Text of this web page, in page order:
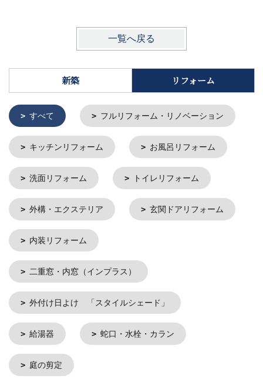
一覧へ戻る
新築 リフォーム
すべて フルリフォーム・リノベーション
キッチンリフォーム お風呂リフォーム
洗面リフォーム トイレリフォーム
外構・エクステリア 玄関ドアリフォーム
内装リフォーム
二重窓・内窓（インプラス）
外付け日よけ 「スタイルシェード」
給湯器 蛇口・水栓・カラン
庭の剪定